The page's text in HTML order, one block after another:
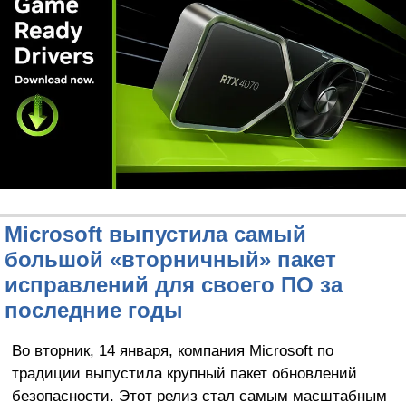
Microsoft выпустила самый
большой «вторничный» пакет
исправлений для своего ПО за
последние годы
Во вторник, 14 января, компания Microsoft по
традиции выпустила крупный пакет обновлений
безопасности. Этот релиз стал самым масштабным